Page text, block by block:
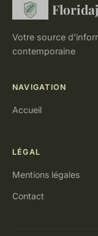
Votre source
contemporaine
NAVIGATION
Accueil
LÉGAL
Mentions légales
Contact